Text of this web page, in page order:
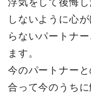
しないように心
らないパートナ
ます。
今のパートナー
合って今のうちに